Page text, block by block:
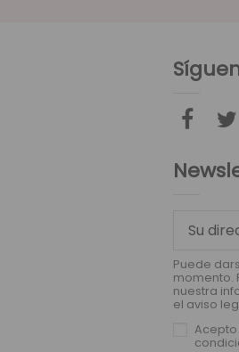
Puede
momento.
nuestra
el aviso
Acepto